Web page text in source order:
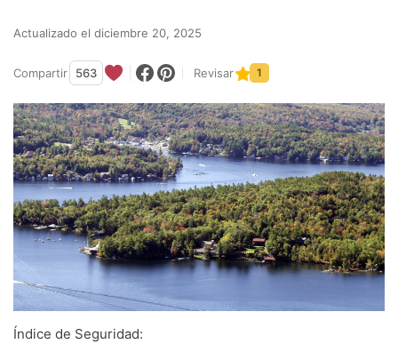
Actualizado el diciembre 20, 2025
Compartir 563 Revisar 1
Índice de Seguridad: